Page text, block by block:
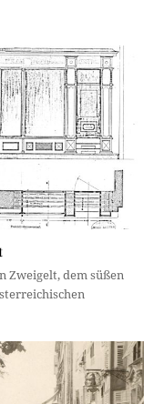
Zweigelt, dem süßen